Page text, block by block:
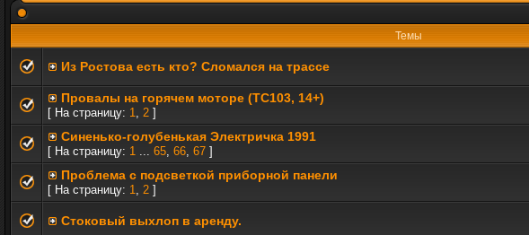
Темы
Из Ростова есть кто? Сломался на трассе
Провалы на горячем моторе (TC103, 14+)
[ На страницу: 1, 2 ]
Синенько-голубенькая Электричка 1991
[ На страницу: 1 ... 65, 66, 67 ]
Проблема с подсветкой приборной панели
[ На страницу: 1, 2 ]
Стоковый выхлоп в аренду.